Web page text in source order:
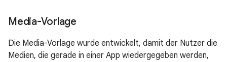
Media-Vorlage
Die Media-Vorlage wurde entwickelt, damit der Nutzer die
Medien, die gerade in einer App wiedergegeben werden,